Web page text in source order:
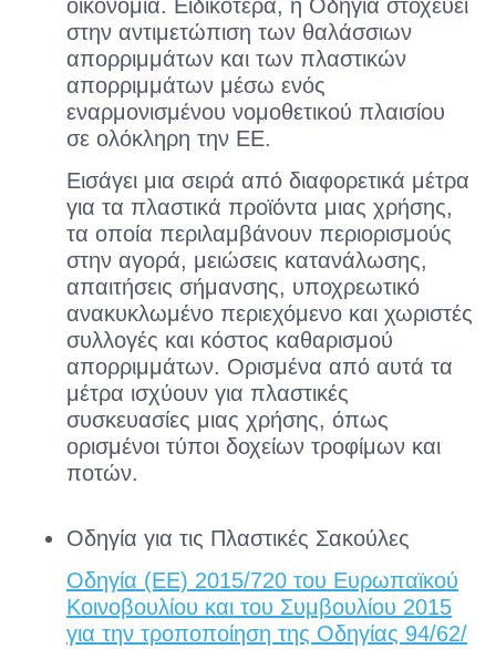
οικονομία. Ειδικότερα, η Οδηγία στοχεύει
στην αντιμετώπιση των θαλάσσιων
απορριμμάτων και των πλαστικών
απορριμμάτων μέσω ενός
εναρμονισμένου νομοθετικού πλαισίου
σε ολόκληρη την ΕΕ.
Εισάγει μια σειρά από διαφορετικά μέτρα
για τα πλαστικά προϊόντα μιας χρήσης,
τα οποία περιλαμβάνουν περιορισμούς
στην αγορά, μειώσεις κατανάλωσης,
απαιτήσεις σήμανσης, υποχρεωτικό
ανακυκλωμένο περιεχόμενο και χωριστές
συλλογές και κόστος καθαρισμού
απορριμμάτων. Ορισμένα από αυτά τα
μέτρα ισχύουν για πλαστικές
συσκευασίες μιας χρήσης, όπως
ορισμένοι τύποι δοχείων τροφίμων και
ποτών.
Οδηγία για τις Πλαστικές Σακούλες
Οδηγία (EE) 2015/720 του Ευρωπαϊκού
Κοινοβουλίου και του Συμβουλίου 2015
για την τροποποίηση της Οδηγίας 94/62/